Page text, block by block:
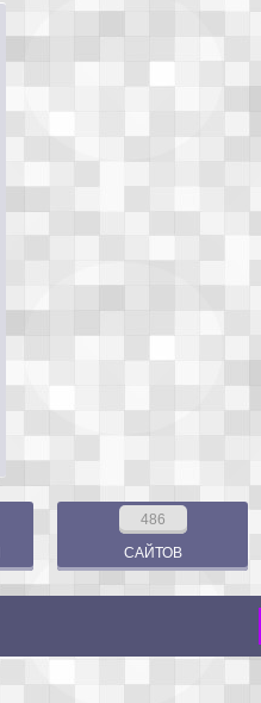
486
САЙТОВ